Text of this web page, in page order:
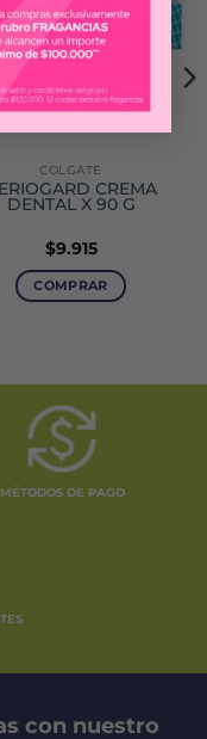
COLGATE
CREMA
DENTAL X 90 G
$9.915
COMPRAR
MÉTODOS DE PAGO
con nuestro